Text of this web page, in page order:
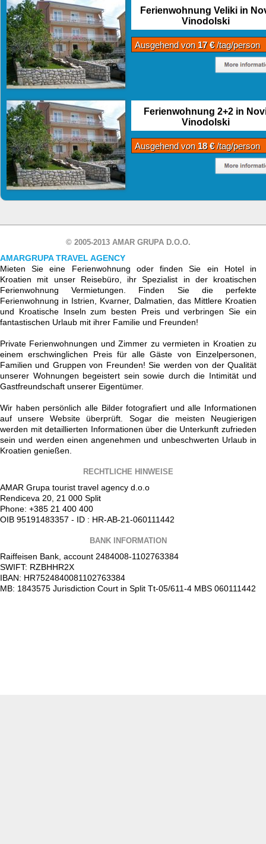
Ferienwohnung Veliki in
Vinodolski
Ausgehend von 17 €/tag/person
Ferienwohnung 2+2 in
Vinodolski
Ausgehend von 18 €/tag/person
© 2005-2013 AMAR GRUPA D.O.O.
AMARGRUPA TRAVEL AGENCY
Mieten Sie eine Ferienwohnung oder finden Sie ein Hotel in
Kroatien mit unser Reisebüro, ihr Spezialist in der kroatischen
Ferienwohnung Vermietungen. Finden Sie die perfekte
Ferienwohnung in Istrien, Kvarner, Dalmatien, das Mittlere Kroatien
und Kroatische Inseln zum besten Preis und verbringen Sie ein
fantastischen Urlaub mit ihrer Familie und Freunden!
Private Ferienwohnungen und Zimmer zu vermieten in Kroatien zu
einem erschwinglichen Preis für alle Gäste von Einzelpersonen,
Familien und Gruppen von Freunden! Sie werden von der Qualität
unserer Wohnungen begeistert sein sowie durch die Intimität und
Gastfreundschaft unserer Eigentümer.
Wir haben persönlich alle Bilder fotografiert und alle Informationen
auf unsere Website überprüft. Sogar die meisten Neugierigen
werden mit detaillierten Informationen über die Unterkunft zufrieden
sein und werden einen angenehmen und unbeschwerten Urlaub in
Kroatien genießen.
RECHTLICHE HINWEISE
AMAR Grupa tourist travel agency d.o.o
Rendiceva 20, 21 000 Split
Phone: +385 21 400 400
OIB 95191483357 - ID : HR-AB-21-060111442
BANK INFORMATION
Raiffeisen Bank, account 2484008-1102763384
SWIFT: RZBHHR2X
IBAN: HR7524840081102763384
MB: 1843575 Jurisdiction Court in Split Tt-05/611-4 MBS 060111442